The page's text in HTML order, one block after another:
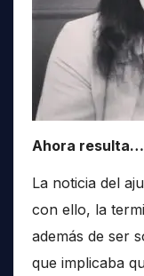
Ahora resulta…
La noticia del
con ello, la
además de ser
que implicaba